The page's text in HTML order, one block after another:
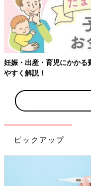
・助成金をわかり
ピックアップ